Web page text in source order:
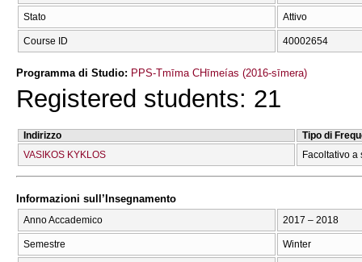
Stato Attivo
Course ID 40002654
Programma di Studio: PPS-Tmīma CΗīmeías (2016-sīmera)
Registered students: 21
Indirizzo
Tipo di
VASIKOS KYKLOS
Facoltativo a
Informazioni sull’Insegnamento
Anno Accademico 2017 – 2018
Semestre Winter